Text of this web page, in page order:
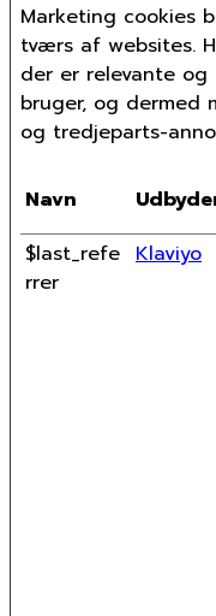
Marketing cookies
tværs af websites.
der er relevante
bruger, og dermed
og tredjeparts-
Navn
$last_refe
rrer
Klaviyo